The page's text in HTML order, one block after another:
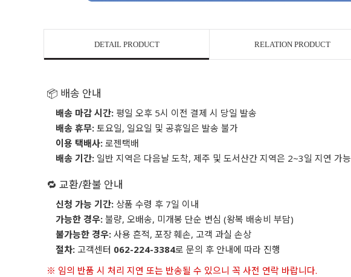
DETAIL PRODUCT RELATION PRODUCT
📦 배송 안내
배송 마감 시간: 평일 오후 5시 이전 결제 시 당일 발송
배송 휴무: 토요일, 일요일 및 공휴일은 발송 불가
이용 택배사: 로젠택배
배송 기간: 일반 지역은 다음날 도착, 제주 및 도서산간 지역은 2~3일 지연 가능
🔁 교환/환불 안내
신청 가능 기간: 상품 수령 후 7일 이내
가능한 경우: 불량, 오배송, 미개봉 단순 변심 (왕복 배송비 부담)
불가능한 경우: 사용 흔적, 포장 훼손, 고객 과실 손상
절차: 고객센터 062-224-3384로 문의 후 안내에 따라 진행
※ 임의 반품 시 처리 지연 또는 반송될 수 있으니 꼭 사전 연락 바랍니다.